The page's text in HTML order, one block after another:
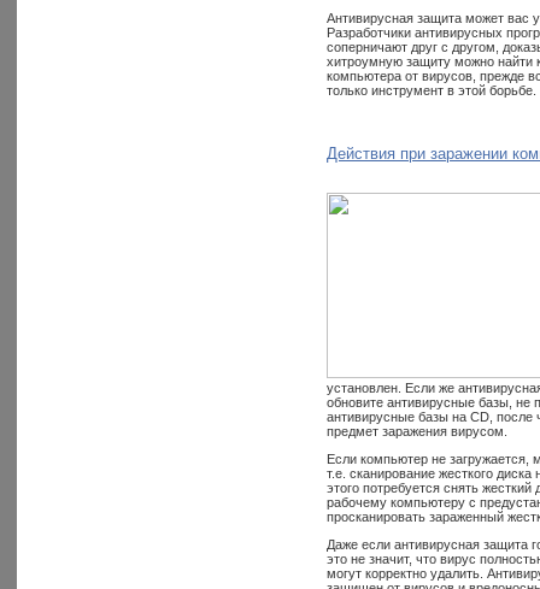
Антивирусная защита может вас
Разработчики антивирусных
соперничают друг с другом,
хитроумную защиту можно найти
компьютера от вирусов, прежде
только инструмент в этой борьбе.
Действия при заражении
установлен. Если же
обновите антивирусные базы, не
антивирусные базы на CD, после
предмет заражения вирусом.
Если компьютер не загружается,
т.е. сканирование жесткого
этого потребуется снять
рабочему компьютеру с
просканировать зараженный
Даже если антивирусная защита
это не значит, что вирус
могут корректно удалить.